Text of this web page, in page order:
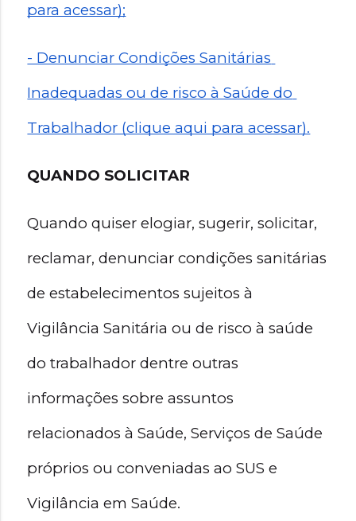
para acessar);
- Denunciar Condições Sanitárias
Inadequadas ou de risco à Saúde do
Trabalhador (clique aqui para acessar).
QUANDO SOLICITAR
Quando quiser elogiar, sugerir, solicitar,
reclamar, denunciar condições sanitárias
de estabelecimentos sujeitos à
Vigilância Sanitária ou de risco à saúde
do trabalhador dentre outras
informações sobre assuntos
relacionados à Saúde, Serviços de Saúde
próprios ou conveniadas ao SUS e
Vigilância em Saúde.